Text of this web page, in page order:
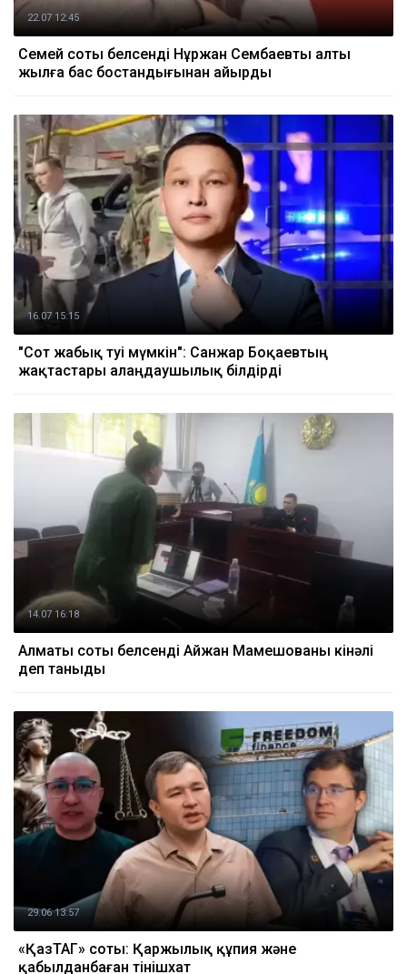
22.07 12:45
Семей соты белсенді Нұржан Сембаевты алты
жылға бас бостандығынан айырды
16.07 15:15
"Сот жабық өтуі мүмкін": Санжар Боқаевтың
жақтастары алаңдаушылық білдірді
14.07 16:18
Алматы соты белсенді Айжан Мамешованы кінәлі
деп таныды
29.06 13:57
«ҚазТАГ» соты: Қаржылық құпия және
қабылданбаған өтінішхат